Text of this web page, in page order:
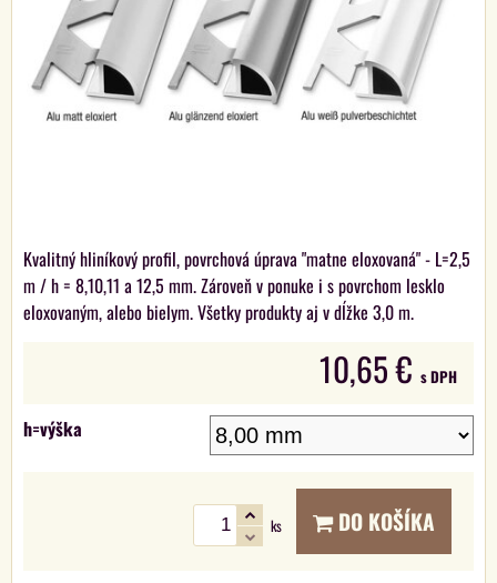
Kvalitný hliníkový profil, povrchová úprava "matne eloxovaná" - L=2,5
m / h = 8,10,11 a 12,5 mm. Zároveň v ponuke i s povrchom lesklo
eloxovaným, alebo bielym. Všetky produkty aj v dĺžke 3,0 m.
10,65 € s DPH
h=výška
ks DO KOŠÍKA